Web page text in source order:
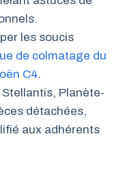
les soucis
de colmatage du
C4.
Planète-
détachées,
aux adhérents